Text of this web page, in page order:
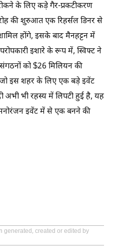
के लिए कड़े गैर-प्रकटीकरण
की शुरुआत एक रिहर्सल डिनर से
होंगे, इसके बाद मैनहट्टन में
इशारे के रूप में, स्विफ्ट ने
को $26 मिलियन की
इस शहर के लिए एक बड़े इवेंट
अभी भी रहस्य में लिपटी हुई है, यह
इवेंट में से एक बनने की
generated, created or edited by